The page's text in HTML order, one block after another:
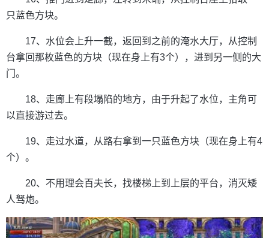
只蓝色方块。
17、水位会上升一截，返回到之前的淹水大厅，从控制
台拿回那枚蓝色的方块（现在身上有3个），进到另一侧的大
门。
18、走廊上有段塌陷的地方，由于升起了水位，主角可
以直接游过去。
19、走过水道，从路右拿到一只蓝色方块（现在身上有4
个）。
20、不用理会百夫长，找楼梯上到上层的平台，消灭矮
人驽炮。